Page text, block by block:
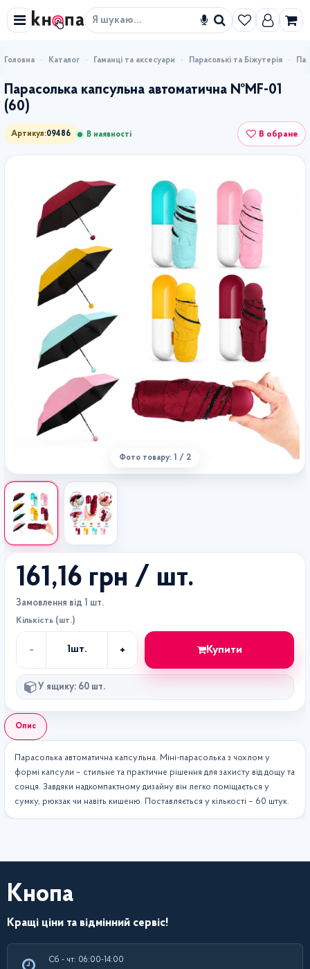
Знайти
Каталог Гаманці та аксесуари Парасолькі та Біжутерія
Парасолька капсульна автоматична №MF-01
(60)
Артикул:09486 В наявності В обране
Фото товару: 1 / 2
Опис
Парасолька автоматична капсульна. Міні-парасолька з чохлом у
формі капсули – стильне та практичне рішення для захисту від дощу та
сонця. Завдяки надкомпактному дизайну він легко поміщається у
сумку, рюкзак чи навіть кишеню. Поставляється у кількості – 60 штук.
161,16 грн / шт.
Замовлення від 1 шт.
Кількість (шт.)
- 1шт. + Купити
У ящику: 60 шт.
Кнопа
Кращі ціни та відмінний сервіс!
Сб - чт: 06:00-14:00